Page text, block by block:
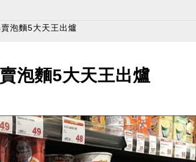
泡麵5大天王出爐
泡麵5大天王出爐